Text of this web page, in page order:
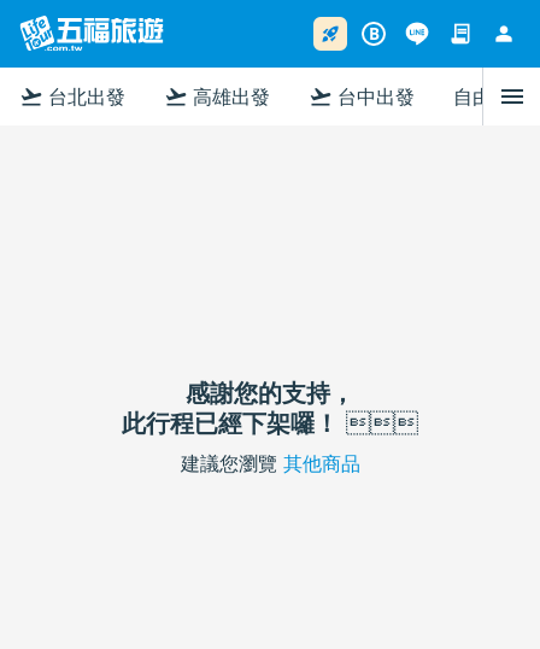
rocket_launch B contract person
flight_takeoff 台北出發 flight_takeoff 高雄出發 flight_takeoff 台中出發 自由行menu
感謝您的支持，
此行程已經下架囉！ 
建議您瀏覽 其他商品